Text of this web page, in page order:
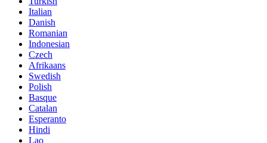
Italian
Danish
Romanian
Indonesian
Czech
Afrikaans
Swedish
Polish
Basque
Catalan
Esperanto
Hindi
Lao